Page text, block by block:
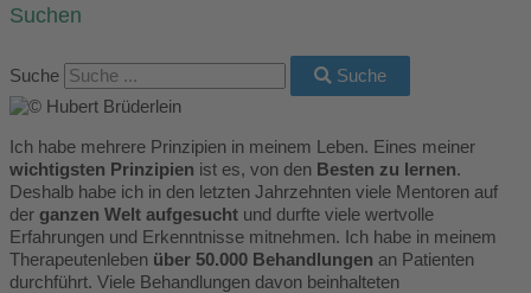
Suchen
Suche Suche
Ich habe mehrere Prinzipien in meinem Leben. Eines meiner
wichtigsten Prinzipien ist es, von den Besten zu lernen.
Deshalb habe ich in den letzten Jahrzehnten viele Mentoren auf
der ganzen Welt aufgesucht und durfte viele wertvolle
Erfahrungen und Erkenntnisse mitnehmen. Ich habe in meinem
Therapeutenleben über 50.000 Behandlungen an Patienten
durchführt. Viele Behandlungen davon beinhalteten